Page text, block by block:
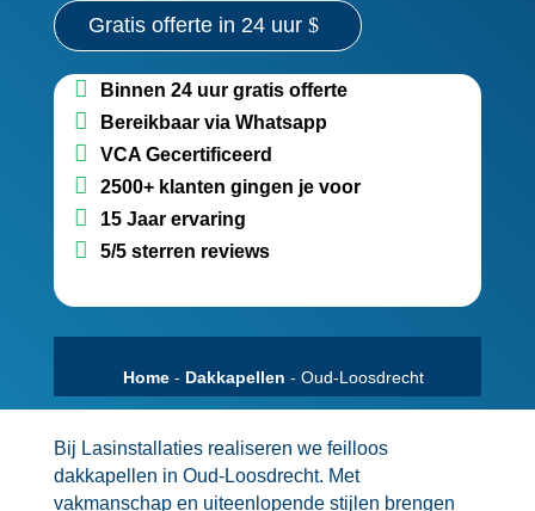
Gratis offerte in 24 uur
Binnen 24 uur gratis offerte
Bereikbaar via Whatsapp
VCA Gecertificeerd
2500+ klanten gingen je voor
15 Jaar ervaring
5/5 sterren reviews
Home- Dakkapellen - Oud-Loosdrecht
Bij Lasinstallaties realiseren we feilloos
dakkapellen in Oud-Loosdrecht.​ Met
vakmanschap en uiteenlopende stijlen brengen